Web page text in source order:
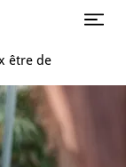
être de